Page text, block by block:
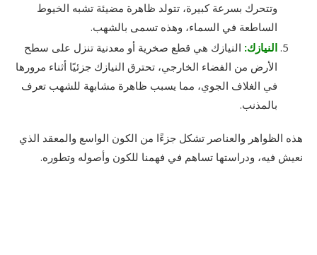
وتتحرك بسرعة كبيرة، تتولد ظاهرة مضيئة تشبه الخيوط
الساطعة في السماء، وهذه تسمى بالشهب.
النيازك: النيازك هي قطع صخرية أو معدنية تنزل على سطح
الأرض من الفضاء الخارجي، تحترق النيازك جزئيًا أثناء مرورها
في الغلاف الجوي، مما يسبب ظاهرة مشابهة للشهب تعرف
بالمذنب.
هذه الظواهر والعناصر تشكل جزءًا من الكون الواسع والمعقد الذي
نعيش فيه، ودراستها تساهم في فهمنا للكون وأصوله وتطوره.